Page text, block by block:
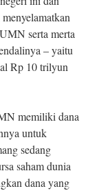
serta merta
– yaitu
Rp 10 trilyun
memiliki dana
untuk
sedang
saham dunia
dana yang